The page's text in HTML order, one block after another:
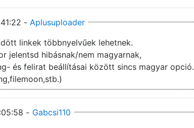
- Aplusuploader
linkek többnyelvűek lehetnek.
jelentsd hibásnak/nem magyarnak,
és felirat beállításai között sincs magyar opció.
- Gabcsi110